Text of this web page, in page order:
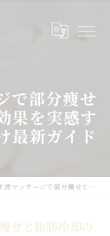
で部分痩せ
果を実感す
最新ガイド
ジで部分痩せと脂肪冷却の相乗効果を実感する千葉県メンズ向け最新ガイド
せと脂肪冷却の